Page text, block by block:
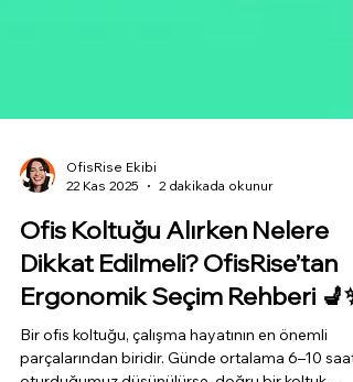
OfisRise Ekibi
22 Kas 2025
2 dakikada okunur
Ofis Koltuğu Alırken Nelere
Dikkat Edilmeli? OfisRise’tan
Ergonomik Seçim Rehberi 💺✨